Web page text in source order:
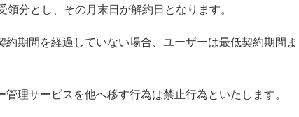
分とし、その月末日が解約日となります。
期間を経過していない場合、ユーザーは最低契約期間ま
理サービスを他へ移す行為は禁止行為といたします。